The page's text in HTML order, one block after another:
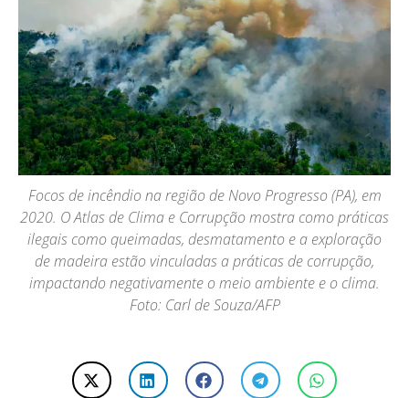
Focos de incêndio na região de Novo Progresso (PA), em
2020. O Atlas de Clima e Corrupção mostra como práticas
ilegais como queimadas, desmatamento e a exploração
de madeira estão vinculadas a práticas de corrupção,
impactando negativamente o meio ambiente e o clima.
Foto: Carl de Souza/AFP